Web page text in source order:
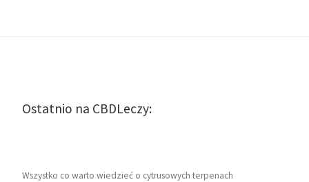
Ostatnio na CBDLeczy:
Wszystko co warto wiedzieć o cytrusowych terpenach